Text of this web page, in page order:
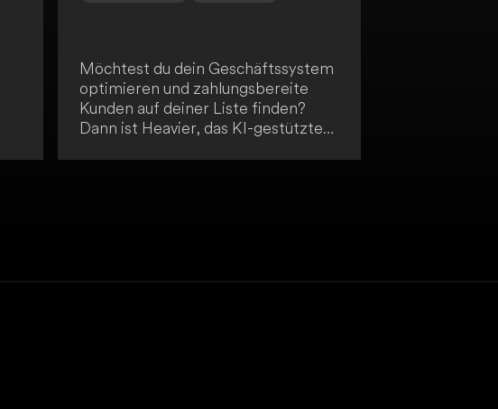
Möchtest du dein Geschäftssystem
optimieren und zahlungsbereite
Kunden auf deiner Liste finden?
Dann ist Heavier, das KI-gestützte